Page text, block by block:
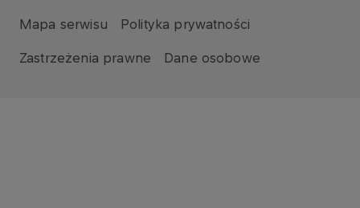
Mapa serwisu Polityka prywatności
Zastrzeżenia prawne Dane osobowe